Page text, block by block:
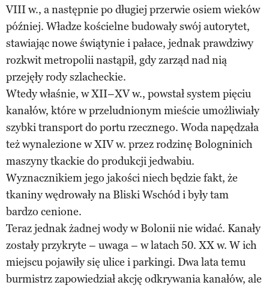
VIII w., a następnie po długiej przerwie osiem wieków
później. Władze kościelne budowały swój autorytet,
stawiając nowe świątynie i pałace, jednak prawdziwy
rozkwit metropolii nastąpił, gdy zarząd nad nią
przejęły rody szlacheckie.
Wtedy właśnie, w XII–XV w., powstał system pięciu
kanałów, które w przeludnionym mieście umożliwiały
szybki transport do portu rzecznego. Woda napędzała
też wynalezione w XIV w. przez rodzinę Bologninich
maszyny tkackie do produkcji jedwabiu.
Wyznacznikiem jego jakości niech będzie fakt, że
tkaniny wędrowały na Bliski Wschód i były tam
bardzo cenione.
Teraz jednak żadnej wody w Bolonii nie widać. Kanały
zostały przykryte – uwaga – w latach 50. XX w. W ich
miejscu pojawiły się ulice i parkingi. Dwa lata temu
burmistrz zapowiedział akcję odkrywania kanałów, ale